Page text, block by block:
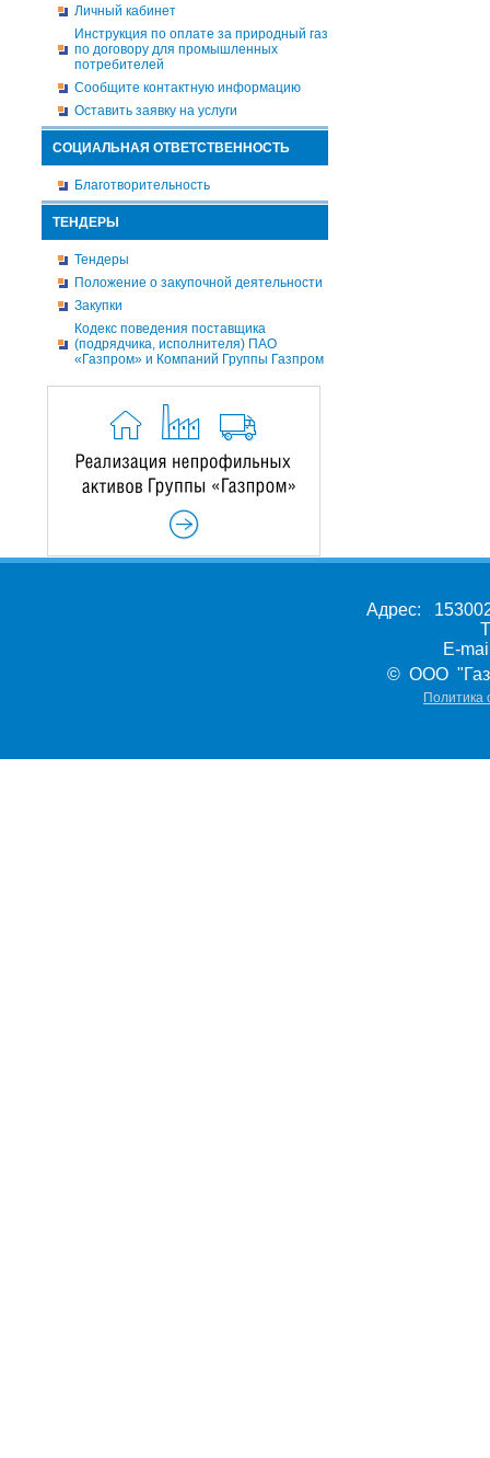
Личный кабинет
Инструкция по оплате за природный газ
по договору для промышленных
потребителей
Сообщите контактную информацию
Оставить заявку на услуги
СОЦИАЛЬНАЯ ОТВЕТСТВЕННОСТЬ
Благотворительность
ТЕНДЕРЫ
Тендеры
Положение о закупочной деятельности
Закупки
Кодекс поведения поставщика
(подрядчика, исполнителя) ПАО
«Газпром» и Компаний Группы Газпром
Адрес:
E-
© ООО
Политика